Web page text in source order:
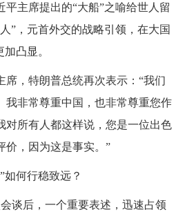
平主席提出的“大船”之喻给世人留
”，元首外交的战略引领，在大国
凸显。
席，特朗普总统再次表示：“我们
我非常尊重中国，也非常尊重您作
对所有人都这样说，您是一位出色
价，因为这是事实。”
如何行稳致远？
谈后，一个重要表述，迅速占领